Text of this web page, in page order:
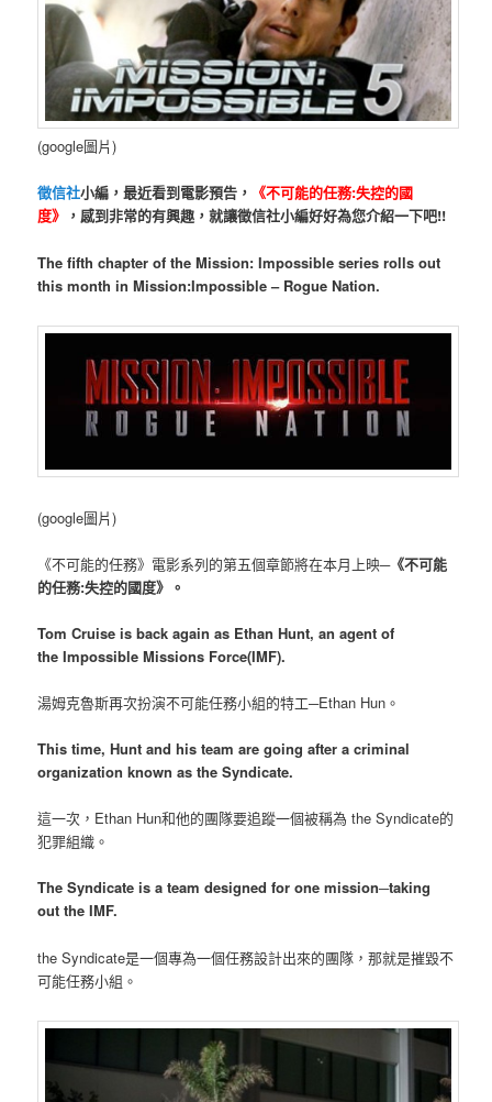
(google圖片)
徵信社小編，最近看到電影預告， 《不可能的任務:失控的國
度》 ，感到非常的有興趣，就讓徵信社小編好好為您介紹一下吧!!
The fifth chapter of the Mission: Impossible series rolls out
this month in Mission:Impossible – Rogue Nation.
(google圖片)
《不可能的任務》電影系列的第五個章節將在本月上映─《不可能
的任務:失控的國度》。
Tom Cruise is back again as Ethan Hunt, an agent of
the Impossible Missions Force(IMF).
湯姆克魯斯再次扮演不可能任務小組的特工─Ethan Hun。
This time, Hunt and his team are going after a criminal
organization known as the Syndicate.
這一次，Ethan Hun和他的團隊要追蹤一個被稱為 the Syndicate的
犯罪組織。
The Syndicate is a team designed for one mission─taking
out the IMF.
the Syndicate是一個專為一個任務設計出來的團隊，那就是摧毀不
可能任務小組。